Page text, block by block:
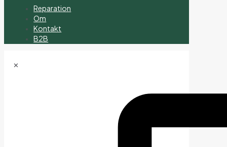
Reparation
Om
Kontakt
B2B
✕